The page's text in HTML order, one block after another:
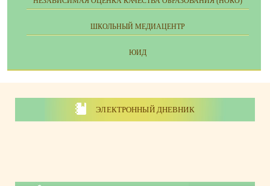
ШКОЛЬНЫЙ МЕДИАЦЕНТР
ЮИД
ЭЛЕКТРОННЫЙ ДНЕВНИК